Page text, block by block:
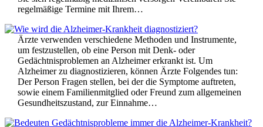
regelmäßige Termine mit Ihrem…
Ärzte verwenden verschiedene Methoden und Instrumente,
um festzustellen, ob eine Person mit Denk- oder
Gedächtnisproblemen an Alzheimer erkrankt ist. Um
Alzheimer zu diagnostizieren, können Ärzte Folgendes tun:
Der Person Fragen stellen, bei der die Symptome auftreten,
sowie einem Familienmitglied oder Freund zum allgemeinen
Gesundheitszustand, zur Einnahme…